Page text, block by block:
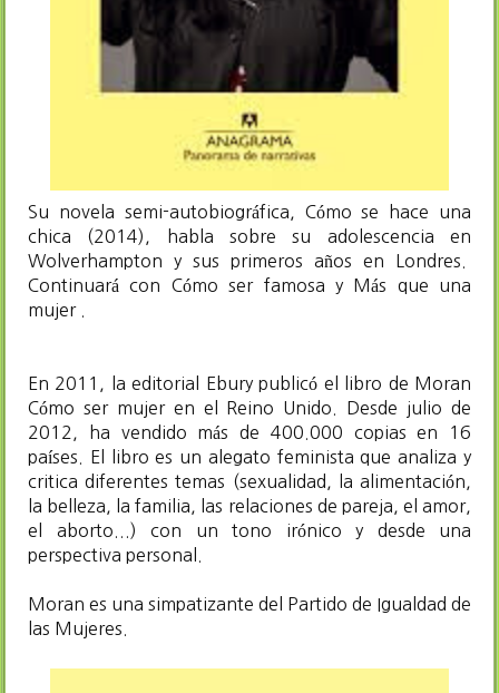
Su novela semi-autobiográfica, Cómo se hace una
chica (2014), habla sobre su adolescencia en
Wolverhampton y sus primeros años en Londres.
Continuará con Cómo ser famosa y Más que una
mujer .
En 2011, la editorial Ebury publicó el libro de Moran
Cómo ser mujer en el Reino Unido. Desde julio de
2012, ha vendido más de 400.000 copias en 16
países.​ El libro es un alegato feminista que analiza y
critica diferentes temas (sexualidad, la alimentación,
la belleza, la familia, las relaciones de pareja, el amor,
el aborto...) con un tono irónico y desde una
perspectiva personal.
Moran es una simpatizante del Partido de Igualdad de
las Mujeres.